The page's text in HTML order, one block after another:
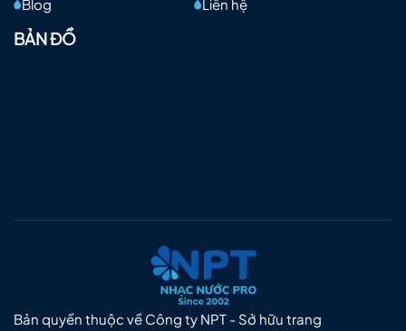
Blog Liên hệ
BẢN ĐỒ
Bản quyền thuộc về Công ty NPT - Sở hữu trang